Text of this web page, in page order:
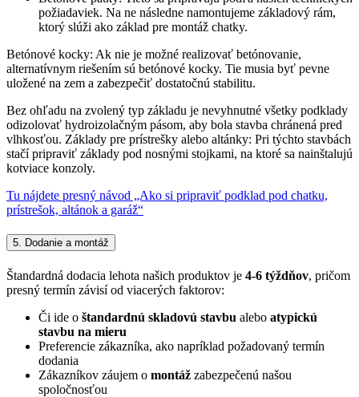
požiadaviek. Na ne následne namontujeme základový rám,
ktorý slúži ako základ pre montáž chatky.
Betónové kocky: Ak nie je možné realizovať betónovanie,
alternatívnym riešením sú betónové kocky. Tie musia byť pevne
uložené na zem a zabezpečiť dostatočnú stabilitu.
Bez ohľadu na zvolený typ základu je nevyhnutné všetky podklady
odizolovať hydroizolačným pásom, aby bola stavba chránená pred
vlhkosťou. Základy pre prístrešky alebo altánky: Pri týchto stavbách
stačí pripraviť základy pod nosnými stojkami, na ktoré sa nainštalujú
kotviace konzoly.
Tu nájdete presný návod „Ako si pripraviť podklad pod chatku,
prístrešok, altánok a garáž“
5. Dodanie a montáž
Štandardná dodacia lehota našich produktov je 4-6 týždňov, pričom
presný termín závisí od viacerých faktorov:
Či ide o štandardnú skladovú stavbu alebo atypickú
stavbu na mieru
Preferencie zákazníka, ako napríklad požadovaný termín
dodania
Zákazníkov záujem o montáž zabezpečenú našou
spoločnosťou